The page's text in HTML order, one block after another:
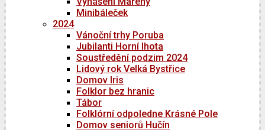
Minibáleček
2024
Vánoční trhy Poruba
Jubilanti Horní lhota
Soustředění podzim 2024
Lidový rok Velká Bystřice
Domov Iris
Folklor bez hranic
Tábor
Folklórní odpoledne Krásné Pole
Domov seniorů Hučín